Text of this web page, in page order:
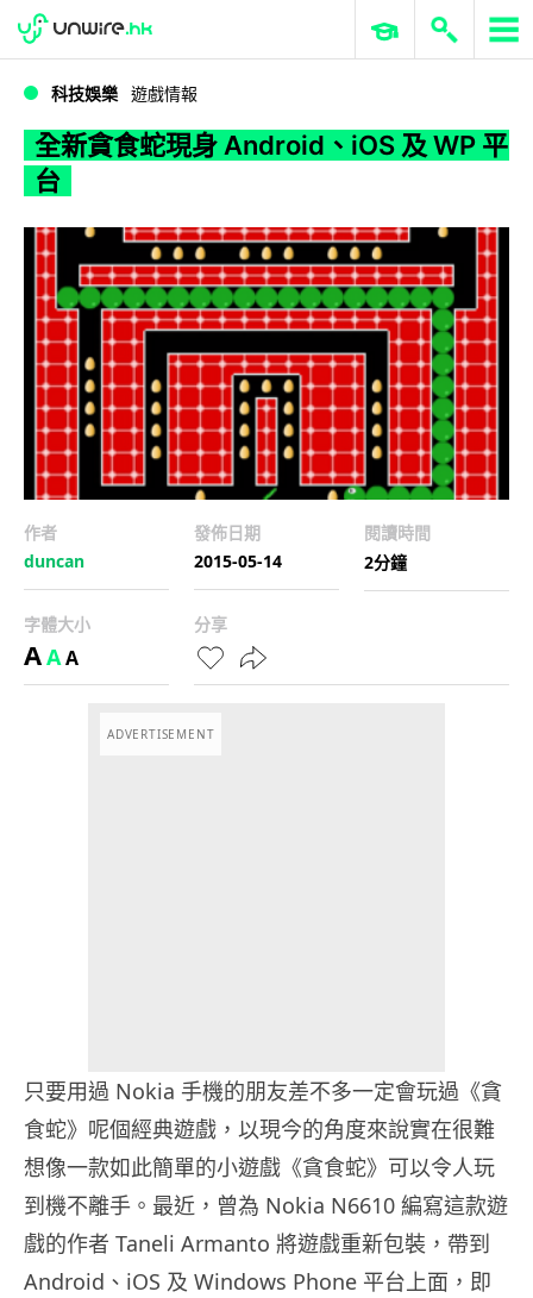
全新貪食蛇現身 Android、iOS 及 WP 平台
WWDC 2026 ERP 與商業 AI
科技娛樂 遊戲情報
全新貪食蛇現身 Android、iOS 及 WP 平
台
作者
duncan
發佈日期
2015-05-14
閱讀時間
2分鐘
字體大小
AAA
分享
ADVERTISEMENT
只要用過 Nokia 手機的朋友差不多一定會玩過《貪
食蛇》呢個經典遊戲，以現今的角度來說實在很難
想像一款如此簡單的小遊戲《貪食蛇》可以令人玩
到機不離手。最近，曾為 Nokia N6610 編寫這款遊
戲的作者 Taneli Armanto 將遊戲重新包裝，帶到
Android、iOS 及 Windows Phone 平台上面，即